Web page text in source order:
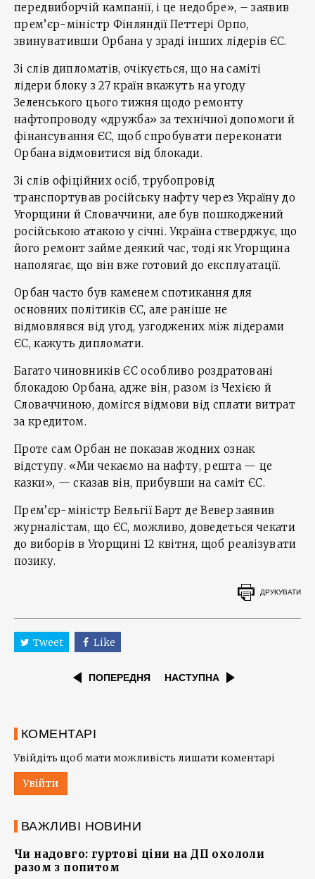
передвиборчій кампанії, і це недобре», – заявив
прем’єр-міністр Фінляндії Петтері Орпо,
звинувативши Орбана у зраді інших лідерів ЄС.
Зі слів дипломатів, очікується, що на саміті
лідери блоку з 27 країн вкажуть на угоду
Зеленського цього тижня щодо ремонту
нафтопроводу «дружба» за технічної допомоги й
фінансування ЄС, щоб спробувати переконати
Орбана відмовитися від блокади.
Зі слів офіційних осіб, трубопровід
транспортував російську нафту через Україну до
Угорщини й Словаччини, але був пошкоджений
російською атакою у січні. Україна стверджує, що
його ремонт займе деякий час, тоді як Угорщина
наполягає, що він вже готовий до експлуатації.
Орбан часто був каменем спотикання для
основних політиків ЄС, але раніше не
відмовлявся від угод, узгоджених між лідерами
ЄС, кажуть дипломати.
Багато чиновників ЄС особливо роздратовані
блокадою Орбана, адже він, разом із Чехією й
Словаччиною, домігся відмови від сплати витрат
за кредитом.
Проте сам Орбан не показав жодних ознак
відступу. «Ми чекаємо на нафту, решта — це
казки», — сказав він, прибувши на саміт ЄС.
Прем’єр-міністр Бельгії Барт де Вевер заявив
журналістам, що ЄС, можливо, доведеться чекати
до виборів в Угорщині 12 квітня, щоб реалізувати
позику.
ДРУКУВАТИ
Tweet Like
ПОПЕРЕДНЯ НАСТУПНА
КОМЕНТАРІ
Увійдіть щоб мати можливість лишати коментарі
Увійти
ВАЖЛИВІ НОВИНИ
Чи надовго: гуртові ціни на ДП охололи
разом з попитом